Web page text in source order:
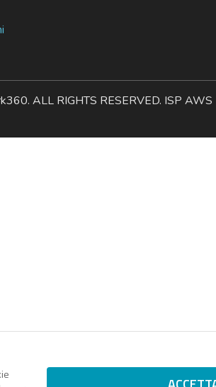
ALL RIGHTS RESERVED. ISP AWS